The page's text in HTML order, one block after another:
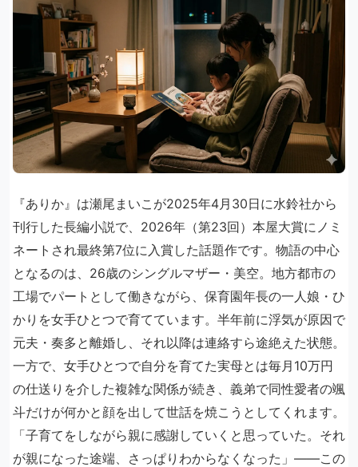
『ありか』は瀬尾まいこが2025年4月30日に水鈴社から
刊行した長編小説で、2026年（第23回）本屋大賞にノミ
ネートされ最終第7位に入賞した話題作です。物語の中心
となるのは、26歳のシングルマザー・美空。地方都市の
工場でパートとして働きながら、保育園年長の一人娘・ひ
かりを女手ひとつで育てています。半年前に浮気が原因で
元夫・奏多と離婚し、それ以降は連絡すら途絶えた状態。
一方で、女手ひとつで自分を育てた実母とは毎月10万円
の仕送りを介した複雑な関係が続き、義弟で同性愛者の颯
斗だけが何かと顔を出して世話を焼こうとしてくれます。
「子育てをしながら親に感謝していくと思っていた。それ
が親になった途端、さっぱりわからなくなった」――この